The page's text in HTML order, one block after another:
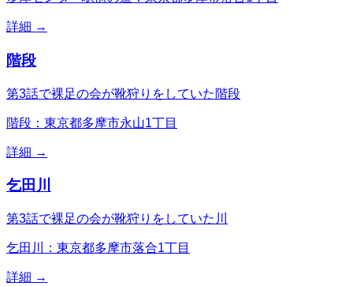
詳細 →
階段
第3話で裸足の会が靴狩りをしていた階段
階段：東京都多摩市永山1丁目
詳細 →
乞田川
第3話で裸足の会が靴狩りをしていた川
乞田川：東京都多摩市落合1丁目
詳細 →